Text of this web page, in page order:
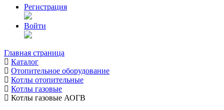
Регистрация
Войти
Главная страница
Каталог
Отопительное оборудование
Котлы отопительные
Котлы газовые
Котлы газовые АОГВ